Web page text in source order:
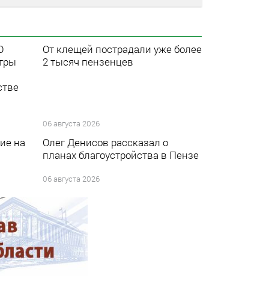
От клещей пострадали уже более
2 тысяч пензенцев
06 августа 2026
на
Олег Денисов рассказал о
планах благоустройства в Пензе
06 августа 2026